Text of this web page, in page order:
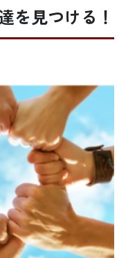
を見つける！